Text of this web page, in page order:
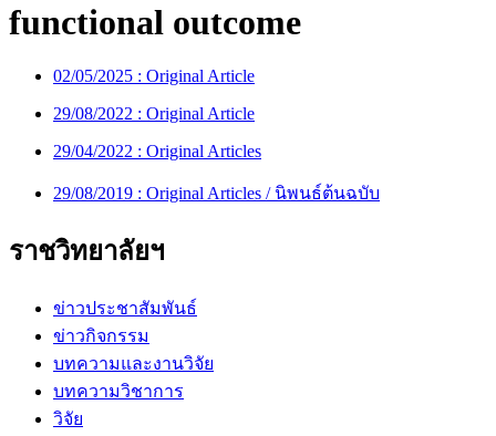
functional outcome
02/05/2025 : Original Article
29/08/2022 : Original Article
29/04/2022 : Original Articles
29/08/2019 : Original Articles / นิพนธ์ต้นฉบับ
ราชวิทยาลัยฯ
ข่าวประชาสัมพันธ์
ข่าวกิจกรรม
บทความและงานวิจัย
บทความวิชาการ
วิจัย